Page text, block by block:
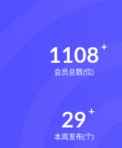
1108
会员总数(位)
29
本周发布(个)